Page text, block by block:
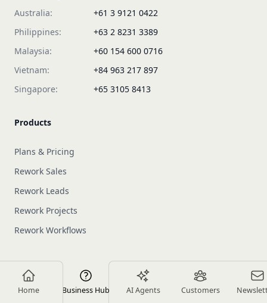
Home Business Hub AI Agents Customers
Australia:
+61 3 9121 0422
Philippines:
+63 2 8231 3389
Malaysia:
+60 154 600 0716
Vietnam:
+84 963 217 897
Singapore:
+65 3105 8413
Products
Plans & Pricing
Rework Sales
Rework Leads
Rework Projects
Rework Workflows
About us